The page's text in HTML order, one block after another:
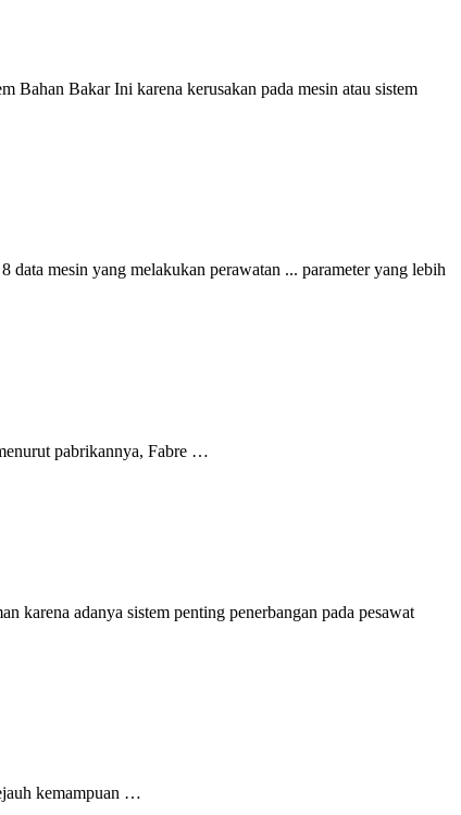
Bahan Bakar Ini karena kerusakan pada mesin atau sistem
mesin yang melakukan perawatan ... parameter yang lebih
pabrikannya, Fabre …
karena adanya sistem penting penerbangan pada pesawat
kemampuan …